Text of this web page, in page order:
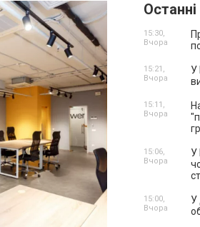
15:30,
Вчора
У
15:21,
Вчора
15:11,
Вчора
У
15:06,
Вчора
У
15:00,
Вчора